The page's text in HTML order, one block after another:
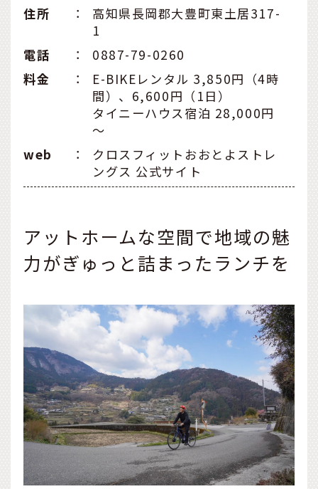
住所 ：
高知県長岡郡大豊町東土居317-
1
電話
：
0887-79-0260
料金
：
E-BIKEレンタル 3,850円（4時
間）、6,600円（1日）
タイニーハウス宿泊 28,000円
～
web
：
クロスフィットおおとよストレ
ングス 公式サイト
アットホームな空間で地域の魅
力がぎゅっと詰まったランチを